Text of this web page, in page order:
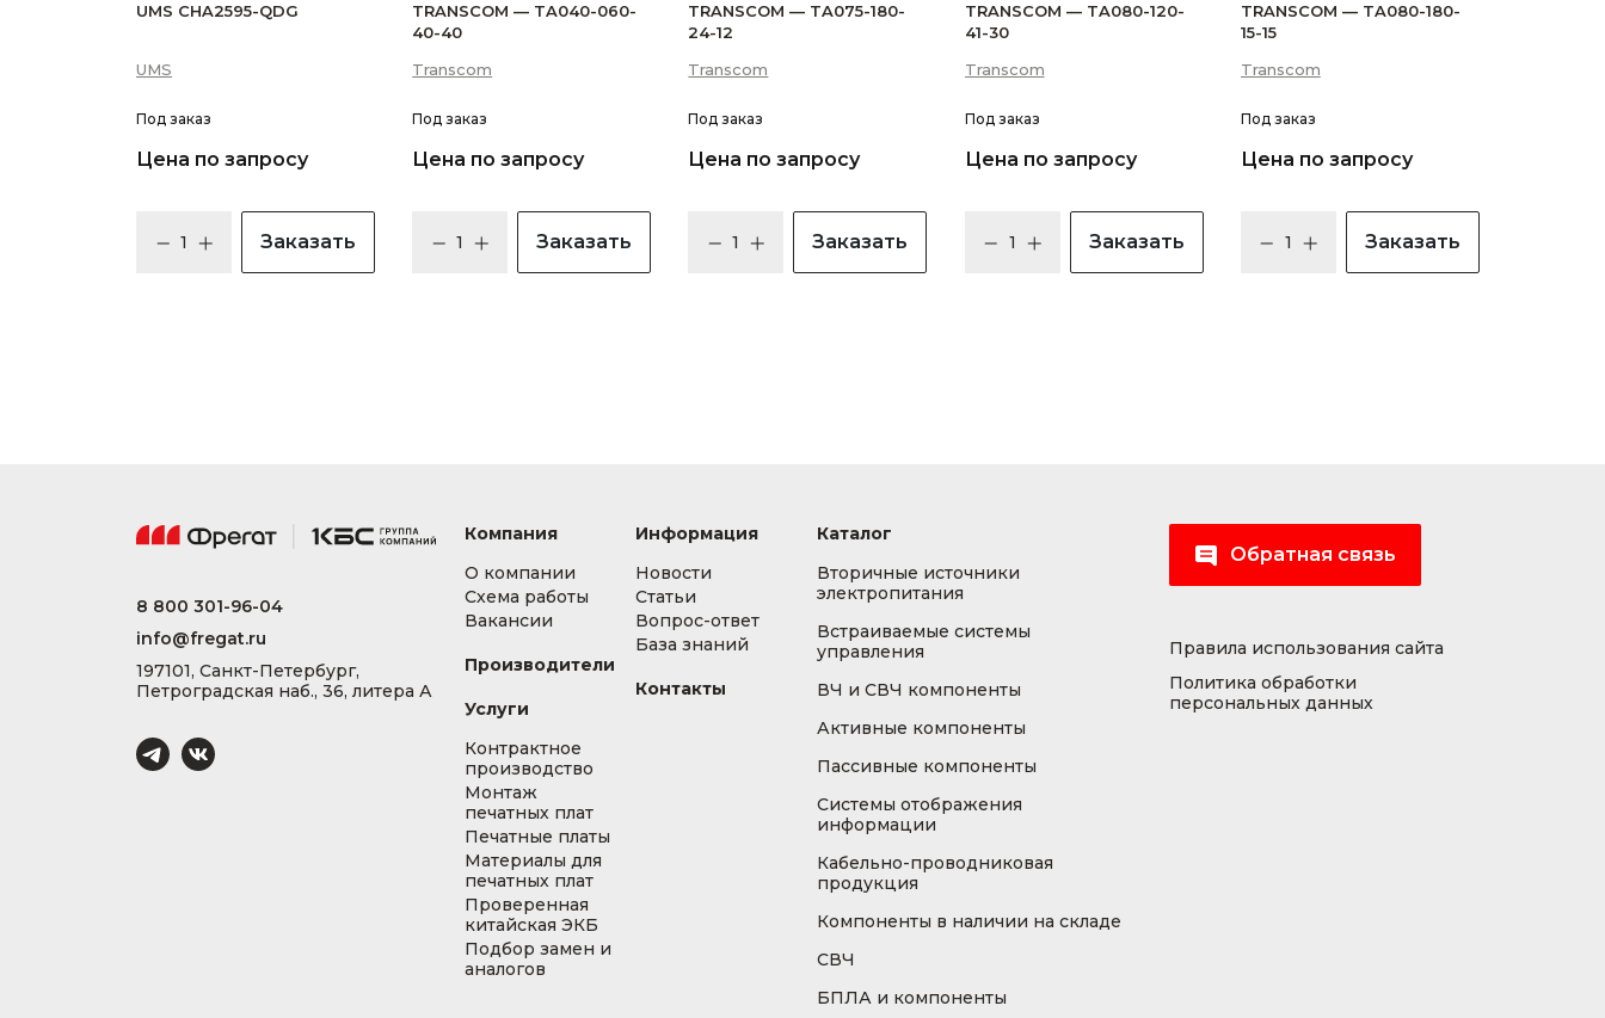
UMS CHA2595-QDG
UMS
Под заказ
Цена по запросу
Заказать
TRANSCOM — TA040-060-
40-40
Transcom
Под заказ
Цена по запросу
Заказать
TRANSCOM — TA075-180-
24-12
Transcom
Под заказ
Цена по запросу
Заказать
TRANSCOM — TA080-120-
41-30
Transcom
Под заказ
Цена по запросу
Заказать
TRANSCOM — TA080-180-
15-15
Transcom
Под заказ
Цена по запросу
Заказать
8 800 301-96-04
info@fregat.ru
197101, Санкт-Петербург,
Петроградская наб., 36, литера А
Компания
О компании
Схема работы
Вакансии
Производители
Услуги
Контрактное
производство
Монтаж
печатных плат
Печатные платы
Материалы для
печатных плат
Проверенная
китайская ЭКБ
Подбор замен и
аналогов
Информация
Новости
Статьи
Вопрос-ответ
База знаний
Контакты
Каталог
Вторичные источники
электропитания
Встраиваемые системы
управления
ВЧ и СВЧ компоненты
Активные компоненты
Пассивные компоненты
Системы отображения
информации
Кабельно-проводниковая
продукция
Компоненты в наличии на складе
СВЧ
БПЛА и компоненты
Обратная связь
Правила использования сайта
Политика обработки
персональных данных